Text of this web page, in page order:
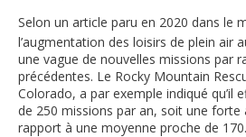
Selon un article paru en 2020 dans le
l’augmentation des loisirs de plein air
une vague de nouvelles missions par
précédentes. Le Rocky Mountain
Colorado, a par exemple indiqué qu’il
de 250 missions par an, soit une
rapport à une moyenne proche de 170.